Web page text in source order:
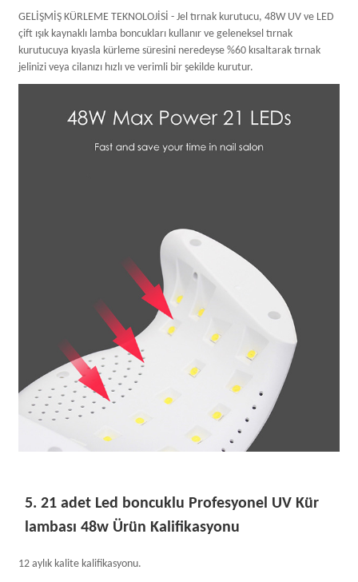
GELİŞMİŞ KÜRLEME TEKNOLOJİSİ - Jel tırnak kurutucu, 48W UV ve LED
çift ışık kaynaklı lamba boncukları kullanır ve geleneksel tırnak
kurutucuya kıyasla kürleme süresini neredeyse %60 kısaltarak tırnak
jelinizi veya cilanızı hızlı ve verimli bir şekilde kurutur.
5. 21 adet Led boncuklu Profesyonel UV Kür
lambası 48w Ürün Kalifikasyonu
12 aylık kalite kalifikasyonu.